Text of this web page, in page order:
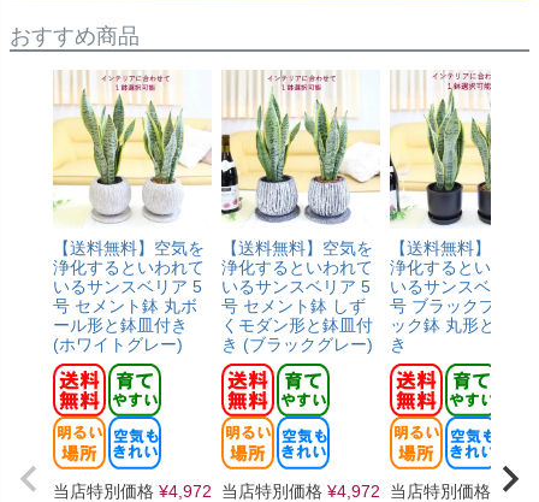
おすすめ商品
【送料無料】空気を
浄化するといわれて
いるサンスベリア 5
号 セメント鉢 丸ボ
ール形と鉢皿付き
(ホワイトグレー)
当店特別価格 ¥4,972
【送料無料】空気を
浄化するといわれて
いるサンスベリア 5
号 セメント鉢 しず
くモダン形と鉢皿付
き (ブラックグレー)
当店特別価格 ¥4,972
【送料無料】空気
浄化するといわれ
いるサンスベリア 5
号 ブラックプラス
ック鉢 丸形と鉢皿
き
当店特別価格 ¥